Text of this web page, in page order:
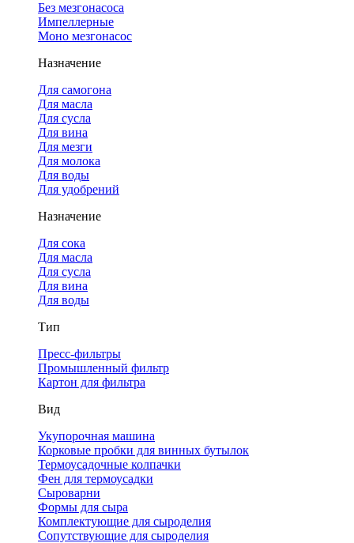
Без мезгонасоса
Импеллерные
Моно мезгонасос
Назначение
Для самогона
Для масла
Для сусла
Для вина
Для мезги
Для молока
Для воды
Для удобрений
Назначение
Для сока
Для масла
Для сусла
Для вина
Для воды
Тип
Пресс-фильтры
Промышленный фильтр
Картон для фильтра
Вид
Укупорочная машина
Корковые пробки для винных бутылок
Термоусадочные колпачки
Фен для термоусадки
Сыроварни
Формы для сыра
Комплектующие для сыроделия
Сопутствующие для сыроделия